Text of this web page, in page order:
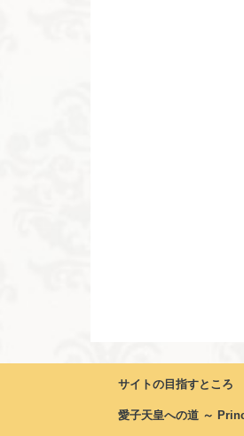
サイトの目指すところ
愛子天皇への道 ～